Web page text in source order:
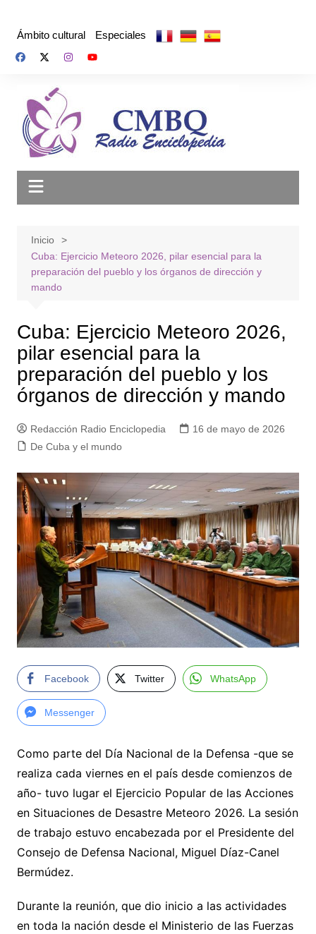
Ámbito cultural Especiales
Inicio
Cuba: Ejercicio Meteoro 2026, pilar esencial para la
preparación del pueblo y los órganos de dirección y
mando
Cuba: Ejercicio Meteoro 2026,
pilar esencial para la
preparación del pueblo y los
órganos de dirección y mando
Redacción Radio Enciclopedia
16 de mayo de 2026
De Cuba y el mundo
Facebook Twitter WhatsApp
Messenger
Como parte del Día Nacional de la Defensa -que se
realiza cada viernes en el país desde comienzos de
año- tuvo lugar el Ejercicio Popular de las Acciones
en Situaciones de Desastre Meteoro 2026. La sesión
de trabajo estuvo encabezada por el Presidente del
Consejo de Defensa Nacional, Miguel Díaz-Canel
Bermúdez.
Durante la reunión, que dio inicio a las actividades
en toda la nación desde el Ministerio de las Fuerzas